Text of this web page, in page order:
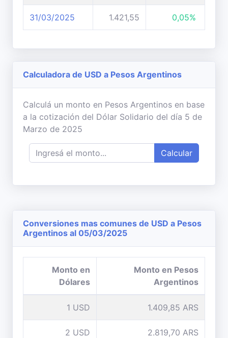
31/03/2025 1.421,55 0,05%
Calculadora de USD a Pesos Argentinos
Calculá un monto en Pesos Argentinos en base
a la cotización del Dólar Solidario del día 5 de
Marzo de 2025
Calcular
Conversiones mas comunes de USD a Pesos
Argentinos al 05/03/2025
Monto en
Dólares
Monto en Pesos
Argentinos
1 USD 1.409,85 ARS
2 USD 2.819,70 ARS